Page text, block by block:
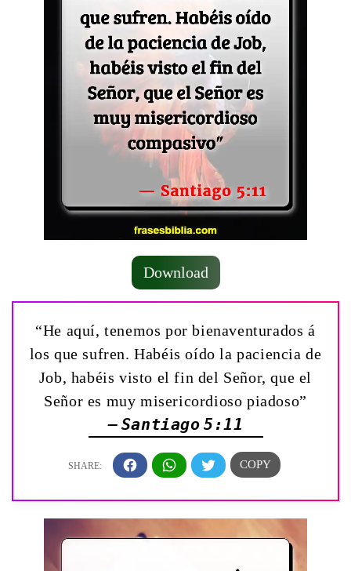
Download
“He aquí, tenemos por bienaventurados á
los que sufren. Habéis oído la paciencia de
Job, habéis visto el fin del Señor, que el
Señor es muy misericordioso piadoso”
— Santiago 5:11